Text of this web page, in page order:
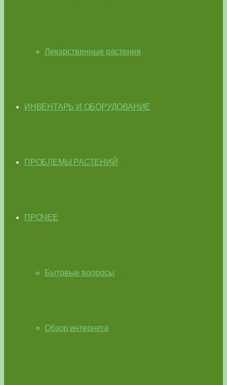
Лекарственные растения
ИНВЕНТАРЬ И ОБОРУДОВАНИЕ
ПРОБЛЕМЫ РАСТЕНИЙ
ПРОЧЕЕ
Бытовые вопросы
Обзор интернета